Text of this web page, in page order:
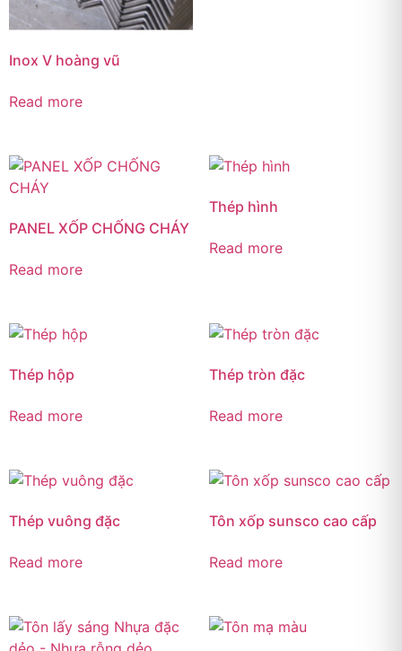
Inox V hoàng vũ
Read more
PANEL XỐP CHỐNG CHÁY
Read more
Thép hình
Read more
Thép hộp
Read more
Thép tròn đặc
Read more
Thép vuông đặc
Read more
Tôn xốp sunsco cao cấp
Read more